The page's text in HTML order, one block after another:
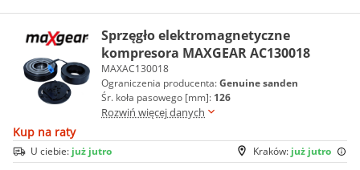
Sprzęgło elektromagnetyczne
kompresora MAXGEAR AC130018
MAXAC130018
Ograniczenia producenta:Genuine sanden
Śr. koła pasowego [mm]: 126
Rozwiń więcej danych
Kup na raty
Kraków: już jutro
U ciebie: już jutro